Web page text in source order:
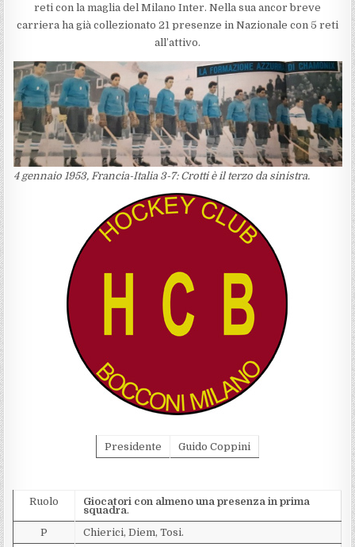
reti con la maglia del Milano Inter. Nella sua ancor breve
carriera ha già collezionato 21 presenze in Nazionale con 5 reti
all’attivo.
4 gennaio 1953, Francia-Italia 3-7: Crotti è il terzo da sinistra.
Presidente Guido Coppini
Ruolo Giocatori con almeno una presenza in prima
squadra.
P
Chierici, Diem, Tosi.